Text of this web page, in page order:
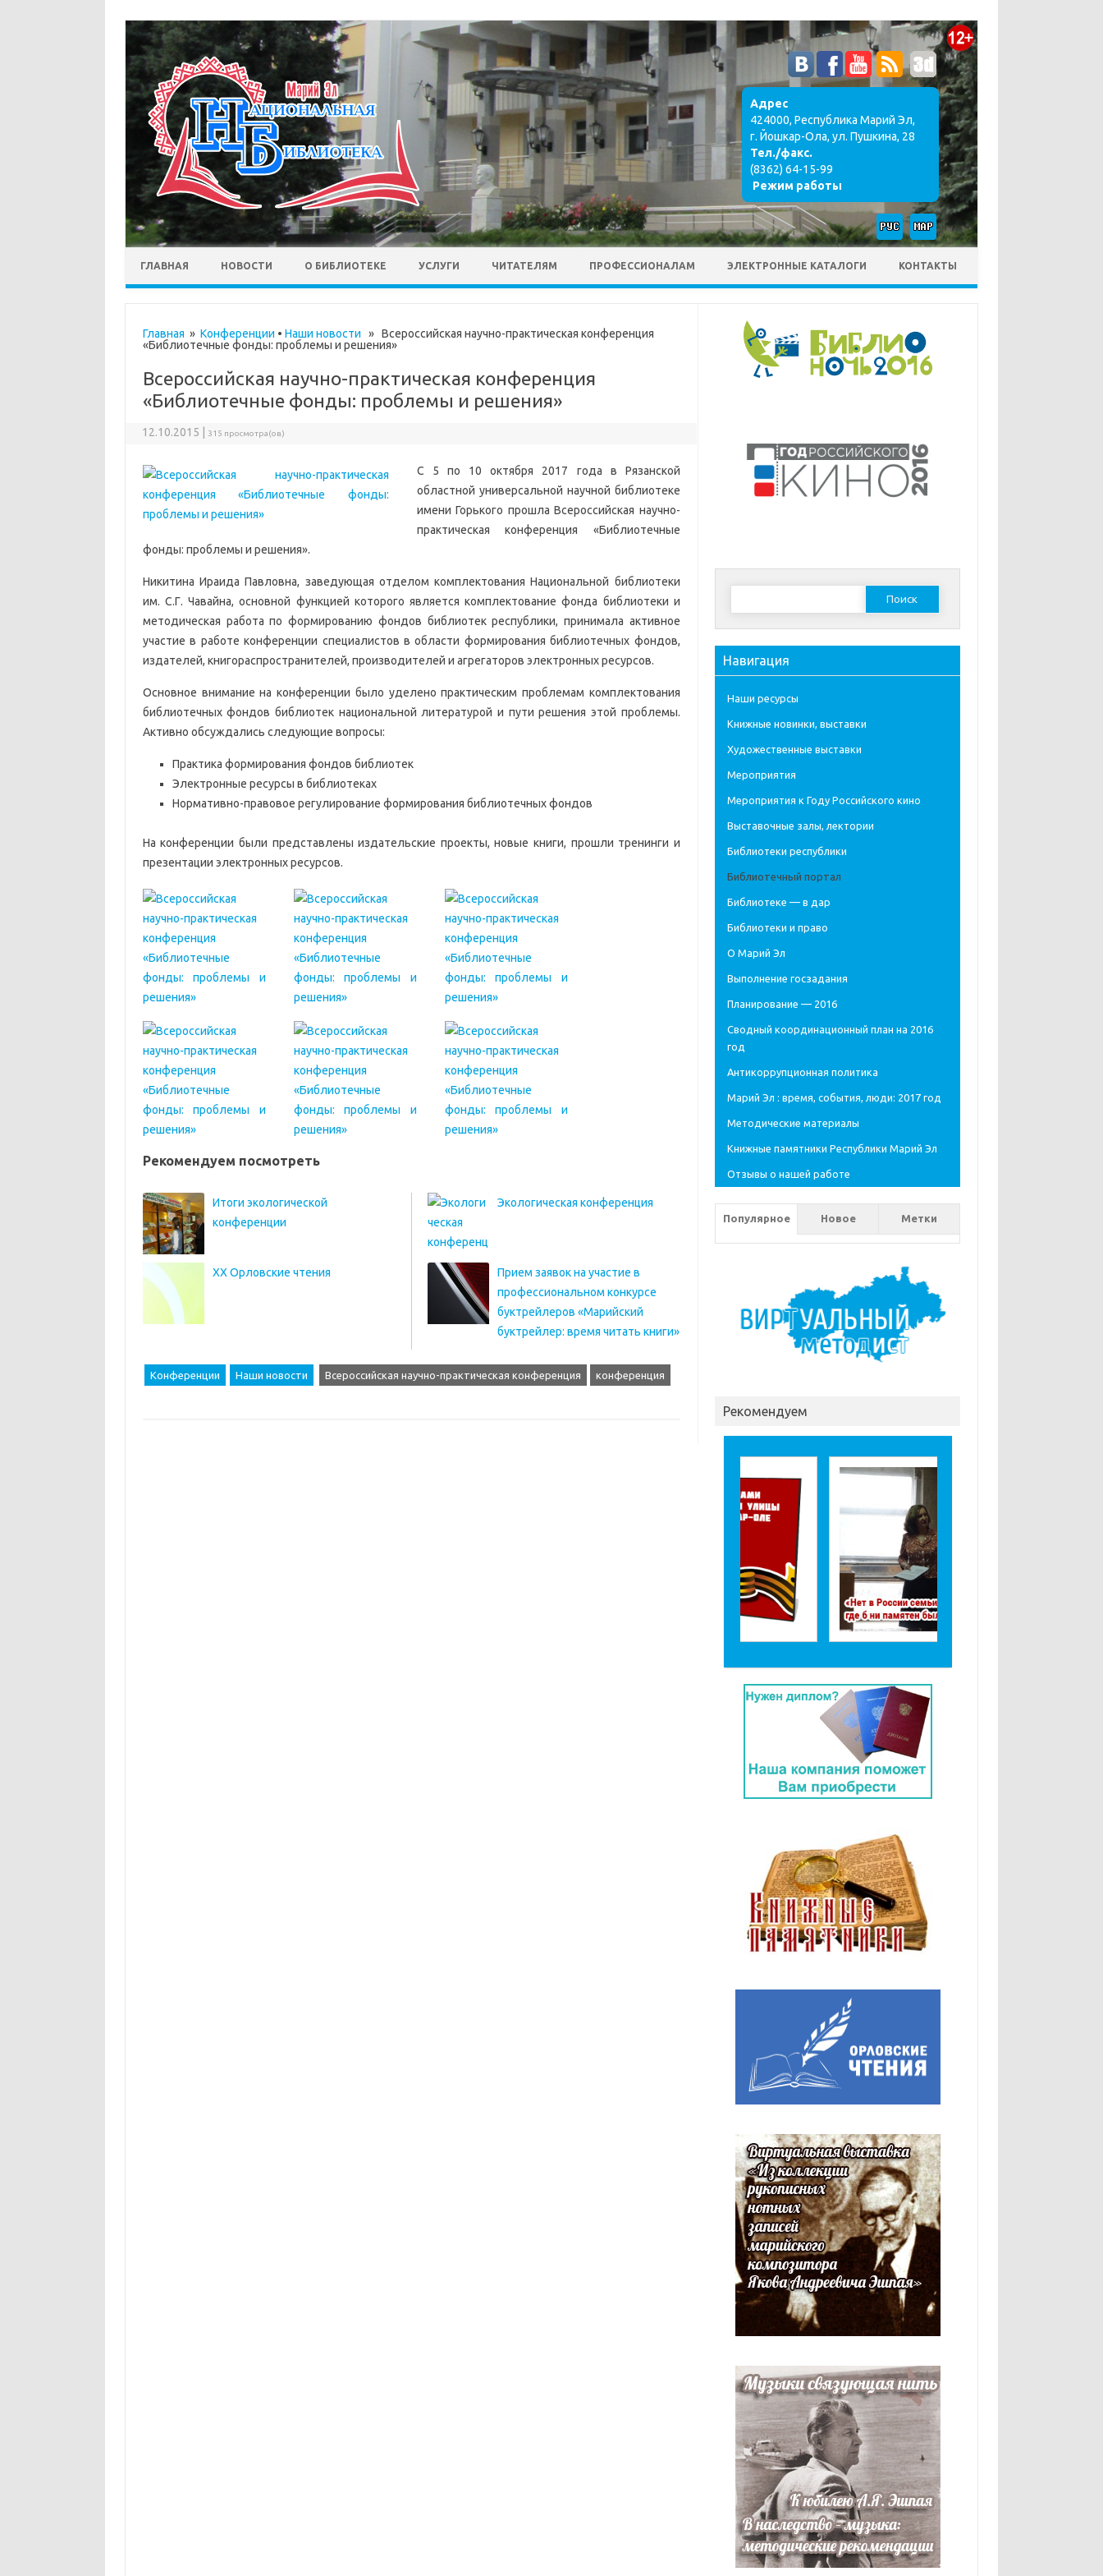
Адрес
424000, Республика Марий Эл,
г. Йошкар-Ола, ул. Пушкина, 28
Тел./факс.
(8362) 64-15-99
Режим работы
ГЛАВНАЯ НОВОСТИ О БИБЛИОТЕКЕ УСЛУГИ ЧИТАТЕЛЯМ ПРОФЕССИОНАЛАМ ЭЛЕКТРОННЫЕ КАТАЛОГИ КОНТАКТЫ
Главная » Конференции • Наши новости » Всероссийская научно-практическая конференция
«Библиотечные фонды: проблемы и решения»
Всероссийская научно-практическая конференция
«Библиотечные фонды: проблемы и решения»
12.10.2015 | 315 просмотра(ов)
С 5 по 10 октября 2017 года в Рязанской
областной универсальной научной библиотеке
имени Горького прошла Всероссийская научно-
практическая конференция «Библиотечные
фонды: проблемы и решения».
Никитина Ираида Павловна, заведующая отделом комплектования Национальной библиотеки
им. С.Г. Чавайна, основной функцией которого является комплектование фонда библиотеки и
методическая работа по формированию фондов библиотек республики, принимала активное
участие в работе конференции специалистов в области формирования библиотечных фондов,
издателей, книгораспространителей, производителей и агрегаторов электронных ресурсов.
Основное внимание на конференции было уделено практическим проблемам комплектования
библиотечных фондов библиотек национальной литературой и пути решения этой проблемы.
Активно обсуждались следующие вопросы:
Практика формирования фондов библиотек
Электронные ресурсы в библиотеках
Нормативно-правовое регулирование формирования библиотечных фондов
На конференции были представлены издательские проекты, новые книги, прошли тренинги и
презентации электронных ресурсов.
Рекомендуем посмотреть
Итоги экологической
конференции
XX Орловские чтения
Экологическая конференция
Прием заявок на участие в
профессиональном конкурсе
буктрейлеров «Марийский
буктрейлер: время читать книги»
Конференции Наши новости Всероссийская научно-практическая конференция конференция
Найти:
Навигация
Наши ресурсы
Книжные новинки, выставки
Художественные выставки
Мероприятия
Мероприятия к Году Российского кино
Выставочные залы, лектории
Библиотеки республики
Библиотечный портал
Библиотеке — в дар
Библиотеки и право
О Марий Эл
Выполнение госзадания
Планирование — 2016
Сводный координационный план на 2016
год
Антикоррупционная политика
Марий Эл : время, события, люди: 2017 год
Методические материалы
Книжные памятники Республики Марий Эл
Отзывы о нашей работе
Популярное Новое Метки
Рекомендуем